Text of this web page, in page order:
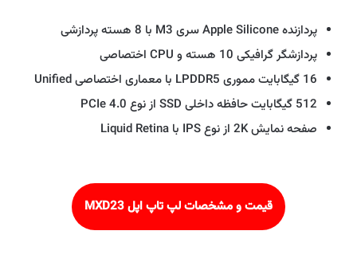
پردازنده Apple Silicone سری M3 با 8 هسته پردازشی
پردازشگر گرافیکی 10 هسته و CPU اختصاصی
16 گیگابایت مموری LPDDR5 با معماری اختصاصی Unified
512 گیگابایت حافظه داخلی SSD از نوع PCIe 4.0
صفحه نمایش 2K از نوع IPS با Liquid Retina
قیمت و مشخصات لپ تاپ اپل MXD23